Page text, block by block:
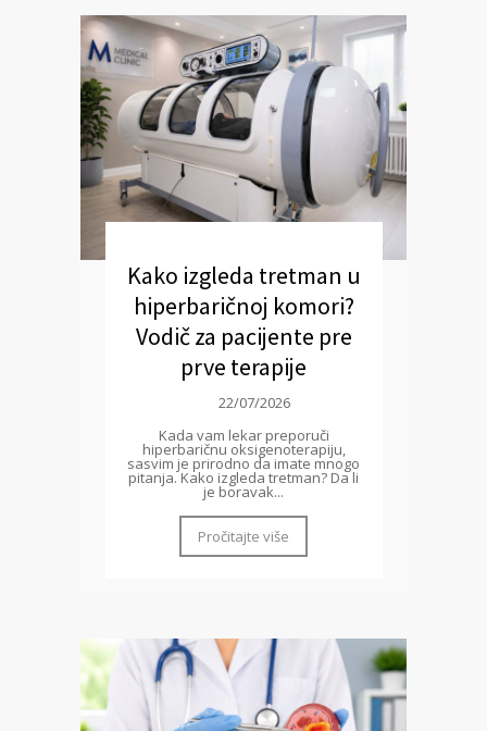
Kako izgleda tretman u
hiperbaričnoj komori?
Vodič za pacijente pre
prve terapije
22/07/2026
Kada vam lekar preporuči
hiperbaričnu oksigenoterapiju,
sasvim je prirodno da imate mnogo
pitanja. Kako izgleda tretman? Da li
je boravak...
Pročitajte više